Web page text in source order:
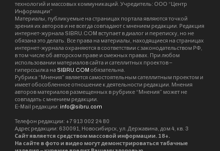
технологий и массовых коммуникаций. Учредитель: ООО “Центр
Информации”
Материалы, публикуемые на страницах портала являются точкой
зрения их авторов и не всегда совпадают с мнением редакции. Редакция
интернет-журнала SIBRU.COM вступает в диалог и переписку, но не
обязана это делать. Все права на материалы, находящиеся на страницах
интернет-журнала охраняются в соответствии с законодательством РФ,
в том числе об авторском праве и смежных правах. При любом
использовании материалов сайта и сателлитных проектов –
гиперссылка на SIBRU.COM обязательна.
Рубрика “Мнения” является самостоятельным сателлитным проектом и
имеет обособленное отношение к деятельности редакции. Мнения
авторов материалов размещенных в рубрике “Мнения” может не
совпадать с мнением редакции.
E-Mail редакции: info@sibru.com
Телефон редакции: +7 913 002 24 80
Адрес редакции: 630091, Новосибирск, ул. Державина, дом 4, кв. 3
Сайт является средством массовой информации. 18+.
На сайте в фото и видео могут демонстрироваться табачные